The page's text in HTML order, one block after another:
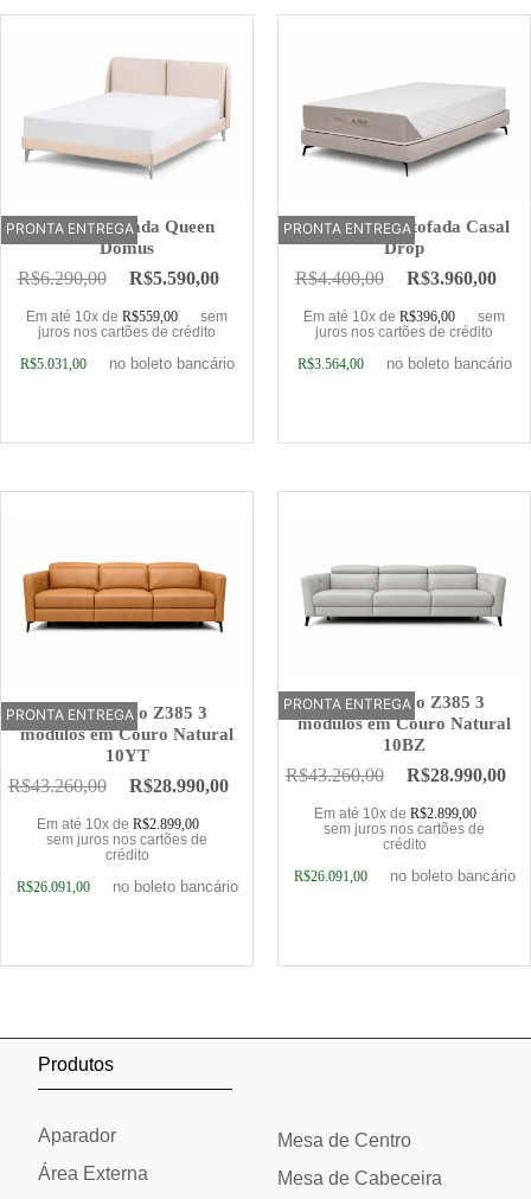
OFERTA
PRONTA ENTREGA
Cama Estofada Queen
Domus
R$6.290,00 R$5.590,00
Em até 10x de R$559,00
sem
juros nos cartões de crédito
R$5.031,00 no boleto bancário
PRONTA ENTREGA
Base Cama Estofada Casal
Drop
R$4.400,00 R$3.960,00
Em até 10x de R$396,00
sem
juros nos cartões de crédito
R$3.564,00 no boleto bancário
OFERTA
PRONTA ENTREGA
Sofá Elétrico Z385 3
módulos em Couro Natural
10YT
R$43.260,00 R$28.990,00
Em até 10x de R$2.899,00
sem juros nos cartões de
crédito
R$26.091,00 no boleto bancário
OFERTA
PRONTA ENTREGA
Sofá Elétrico Z385 3
módulos em Couro Natural
10BZ
R$43.260,00 R$28.990,00
Em até 10x de R$2.899,00
sem juros nos cartões de
crédito
R$26.091,00 no boleto bancário
Produtos
Aparador
Área Externa
Mesa de Centro
Mesa de Cabeceira